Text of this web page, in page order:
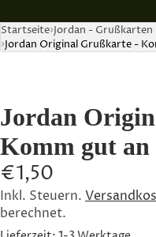
Startseite Jordan - Grußkarten
Jordan Original Grußkarte -
Jordan
Komm gut an
€1,50
Inkl. Steuern.
berechnet.